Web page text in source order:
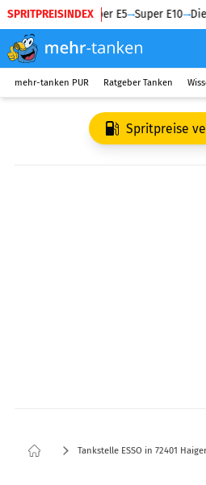
SPRITPREISINDEX
Diesel Super E5 Super E10
mehr-tanken PUR Ratgeber Tanken
Spritpreise
Tankstelle ESSO in 72401